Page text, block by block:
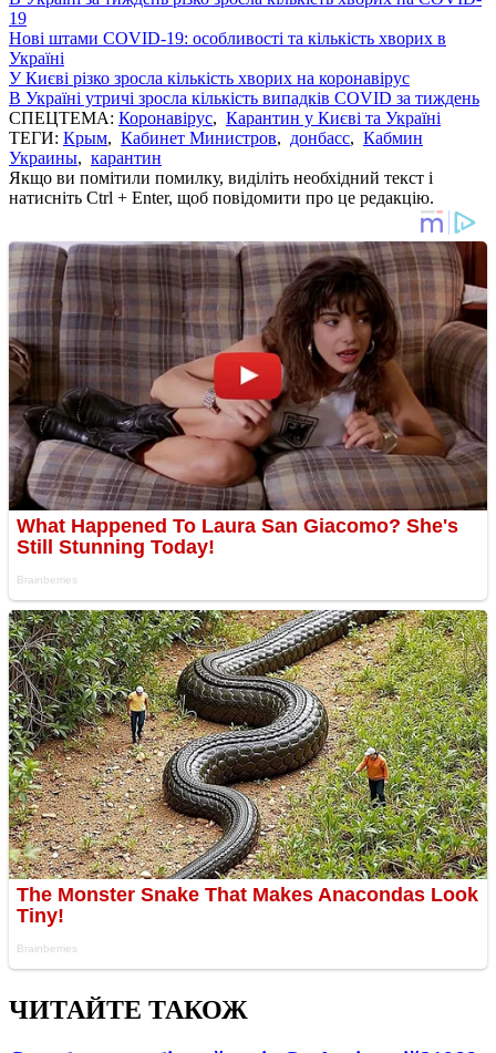
19
Нові штами COVID-19: особливості та кількість хворих в
Україні
У Києві різко зросла кількість хворих на коронавірус
В Україні утричі зросла кількість випадків COVID за тиждень
СПЕЦТЕМА: Коронавірус, Карантин у Києві та Україні
ТЕГИ: Крым, Кабинет Министров, донбасс, Кабмин
Украины, карантин
Якщо ви помітили помилку, виділіть необхідний текст і
натисніть Ctrl + Enter, щоб повідомити про це редакцію.
ЧИТАЙТЕ ТАКОЖ